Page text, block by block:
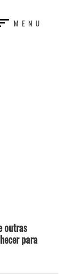
MENU
outras
para